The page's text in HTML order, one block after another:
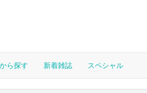
ら探す 新着雑誌 スペシャル